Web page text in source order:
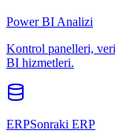
Power BI Analizi
Kontrol panelleri,
BI hizmetleri.
ERPSonraki ERP